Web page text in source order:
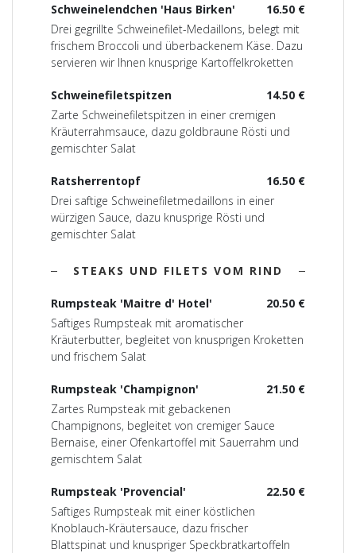
16.50 €
Schweinelendchen 'Haus Birken'
Drei gegrillte Schweinefilet-Medaillons, belegt mit
frischem Broccoli und überbackenem Käse. Dazu
servieren wir Ihnen knusprige Kartoffelkroketten
14.50 €
Schweinefiletspitzen
Zarte Schweinefiletspitzen in einer cremigen
Kräuterrahmsauce, dazu goldbraune Rösti und
gemischter Salat
16.50 €
Ratsherrentopf
Drei saftige Schweinefiletmedaillons in einer
würzigen Sauce, dazu knusprige Rösti und
gemischter Salat
STEAKS UND FILETS VOM RIND
20.50 €
Rumpsteak 'Maitre d' Hotel'
Saftiges Rumpsteak mit aromatischer
Kräuterbutter, begleitet von knusprigen Kroketten
und frischem Salat
21.50 €
Rumpsteak 'Champignon'
Zartes Rumpsteak mit gebackenen
Champignons, begleitet von cremiger Sauce
Bernaise, einer Ofenkartoffel mit Sauerrahm und
gemischtem Salat
22.50 €
Rumpsteak 'Provencial'
Saftiges Rumpsteak mit einer köstlichen
Knoblauch-Kräutersauce, dazu frischer
Blattspinat und knuspriger Speckbratkartoffeln